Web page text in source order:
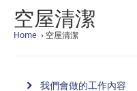
空屋清潔
Home › 空屋清潔
我們會做的工作內容